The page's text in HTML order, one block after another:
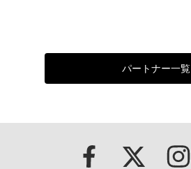
パートナー一覧